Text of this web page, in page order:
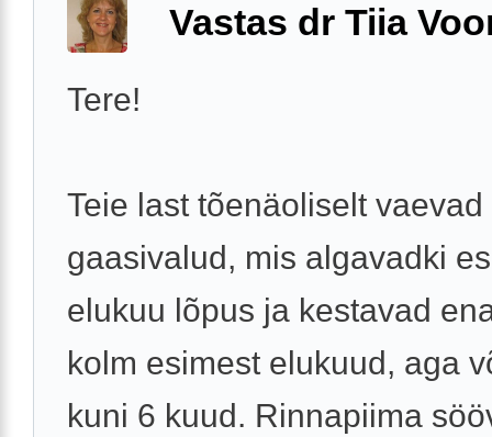
Vastas dr Tiia
Tere!
Teie last tõenäoliselt vaevad
gaasivalud, mis algavadki
elukuu lõpus ja kestavad
kolm esimest elukuud, aga
kuni 6 kuud. Rinnapiima